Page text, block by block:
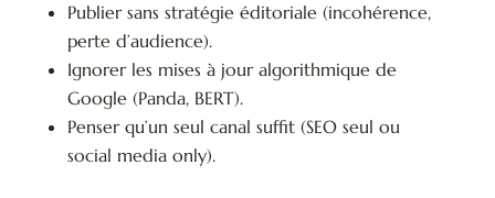
Publier sans stratégie éditoriale (incohérence,
perte d’audience).
Ignorer les mises à jour algorithmique de
Google (Panda, BERT).
Penser qu’un seul canal suffit (SEO seul ou
social media only).